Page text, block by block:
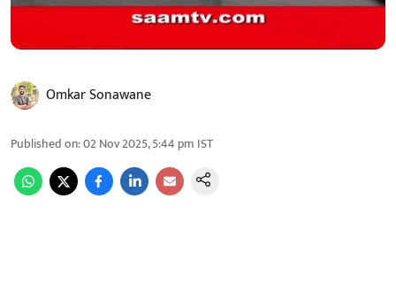
Omkar Sonawane
Published on:02 Nov 2025, 5:44 pm IST